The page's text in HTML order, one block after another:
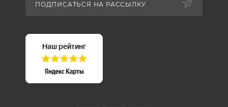
ПОДПИСАТЬСЯ НА РАССЫЛКУ